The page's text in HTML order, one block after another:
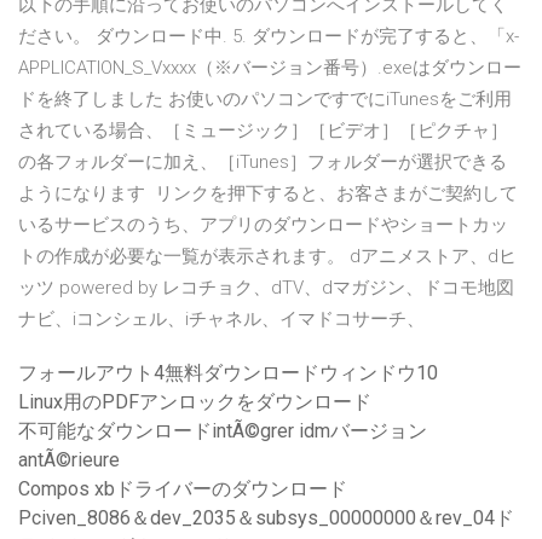
以下の手順に沿ってお使いのパソコンへインストールしてく
ださい。 ダウンロード中. 5. ダウンロードが完了すると、「x-
APPLICATION_S_Vxxxx（※バージョン番号）.exeはダウンロー
ドを終了しました お使いのパソコンですでにiTunesをご利用
されている場合、［ミュージック］［ビデオ］［ピクチャ］
の各フォルダーに加え、［iTunes］フォルダーが選択できる
ようになります リンクを押下すると、お客さまがご契約して
いるサービスのうち、アプリのダウンロードやショートカッ
トの作成が必要な一覧が表示されます。 dアニメストア、dヒ
ッツ powered by レコチョク、dTV、dマガジン、ドコモ地図
ナビ、iコンシェル、iチャネル、イマドコサーチ、
フォールアウト4無料ダウンロードウィンドウ10
Linux用のPDFアンロックをダウンロード
不可能なダウンロードintÃ©grer idmバージョン
antÃ©rieure
Compos xbドライバーのダウンロード
Pciven_8086＆dev_2035＆subsys_00000000＆rev_04ド